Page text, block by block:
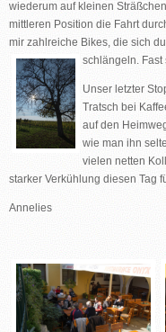
wiederum auf kleinen
mittleren Position die Fahrt
mir zahlreiche Bikes, die sich
schlängeln. Fast
Unser letzter
Tratsch bei
auf den
wie man ihn
vielen netten
starker Verkühlung diesen Tag
Annelies